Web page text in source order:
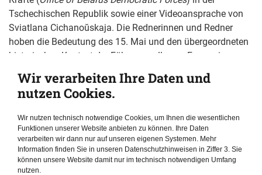
Tschechischen Republik sowie einer Videoansprache von
Sviatlana Cichanoŭskaja. Die Rednerinnen und Redner
hoben die Bedeutung des 15. Mai und den übergeordneten
historischen Kontext der Führungsrolle von Frauen im
Theaterperformance verband Bewegung, Poesie und
multimediales Erzählen, um ein Bild der realen Erfahrungen
Präsidentschaftswahlen 2020 zu zeichnen. Die Darstellerin,
eine belarussische Theaterkünstlerin, die inzwischen in
Europa lebt, thematisierte Angst, Exil, Mutterschaft und
politisches Erwachen. Die Aufführung wurde mit stehenden
Wir verarbeiten Ihre Daten und
nutzen Cookies.
Wir nutzen technisch notwendige Cookies, um Ihnen die wesentlichen
Funktionen unserer Website anbieten zu können. Ihre Daten
verarbeiten wir dann nur auf unseren eigenen Systemen. Mehr
Information finden Sie in unseren Datenschutzhinweisen in Ziffer 3. Sie
können unsere Website damit nur im technisch notwendigen Umfang
nutzen.